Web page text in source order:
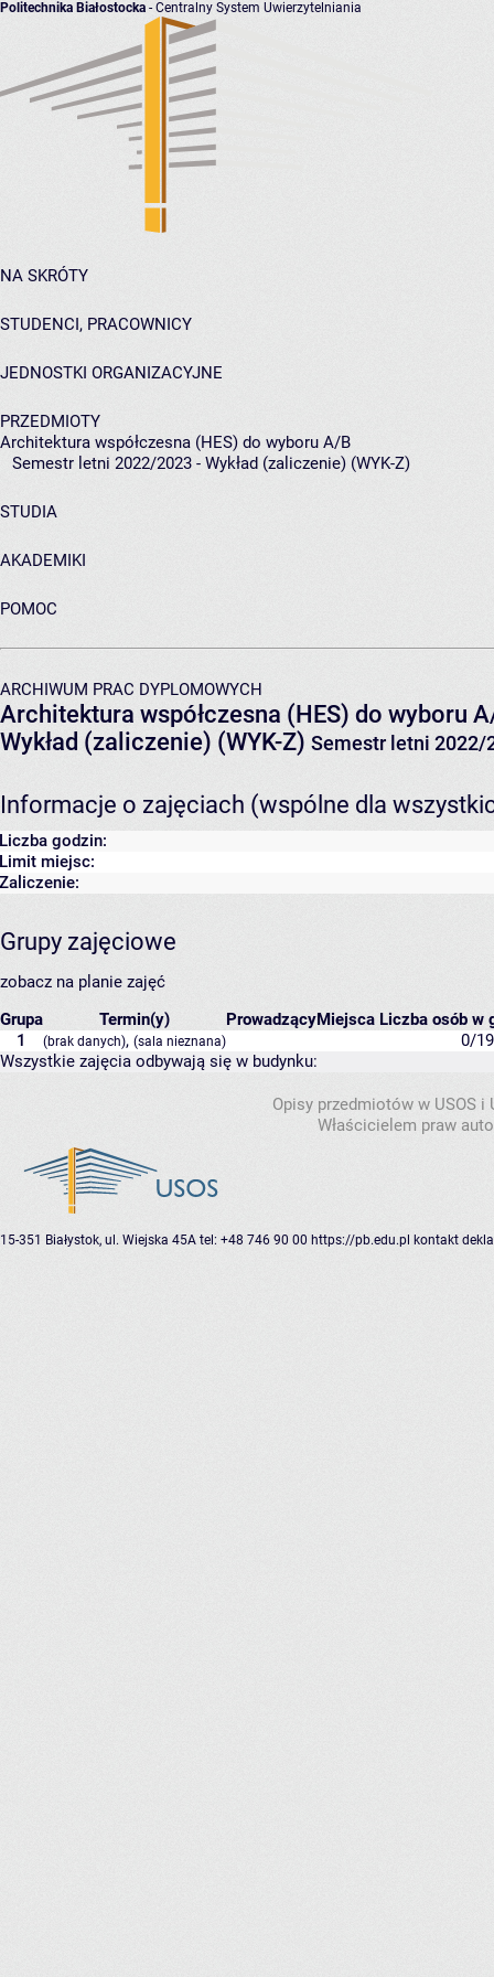
Politechnika Białostocka - Centralny System Uwierzytelniania
NA SKRÓTY
STUDENCI, PRACOWNICY
JEDNOSTKI ORGANIZACYJNE
PRZEDMIOTY
Architektura współczesna (HES) do wyboru A/B
Semestr letni 2022/2023 - Wykład (zaliczenie) (WYK-Z)
STUDIA
AKADEMIKI
POMOC
ARCHIWUM PRAC DYPLOMOWYCH
Architektura współczesna (HES) do wyboru
Wykład (zaliczenie) (WYK-Z) Semestr letni 2022/
Informacje o zajęciach (wspólne dla
Liczba godzin:
Limit miejsc:
Zaliczenie:
Grupy zajęciowe
zobacz na planie zajęć
Grupa
Termin(y) ProwadzącyMiejsca Liczba osób w
1
(brak danych), (sala nieznana)
0/19
Wszystkie zajęcia odbywają się w budynku:
Opisy przedmiotów w USOS
Właścicielem praw
15-351 Białystok, ul. Wiejska 45A tel: +48 746 90 00 https://pb.edu.pl kontakt